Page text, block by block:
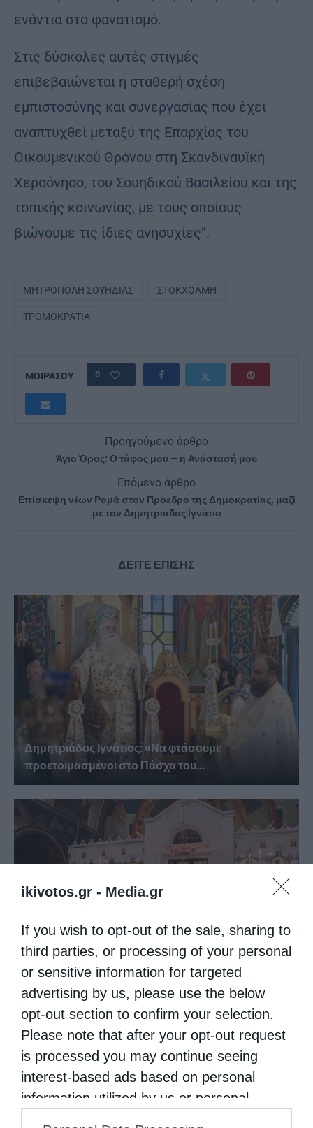
ikivotos.gr - Media.gr
If you wish to opt-out of the sale, sharing to
third parties, or processing of your personal
or sensitive information for targeted
advertising by us, please use the below
opt-out section to confirm your selection.
Please note that after your opt-out request
is processed you may continue seeing
interest-based ads based on personal
information utilized by us or personal
ενάντια στο φανατισμό.
Στις δύσκολες αυτές στιγμές
επιβεβαιώνεται η σταθερή σχέση
εμπιστοσύνης και συνεργασίας που έχει
αναπτυχθεί μεταξύ της Επαρχίας του
Οικουμενικού Θρόνου στη Σκανδιναυϊκή
Χερσόνησο, του Σουηδικού Βασιλείου και της
τοπικής κοινωνίας, με τους οποίους
βιώνουμε τις ίδιες ανησυχίες”.
ΜΗΤΡΌΠΟΛΗ ΣΟΥΗΔΊΑΣ ΣΤΟΚΧΌΛΜΗ
ΤΡΟΜΟΚΡΑΤΊΑ
ΜΟΙΡΑΣΟΥ 0
Προηγούμενο άρθρο
Άγιο Όρος: Ο τάφος μου – η Ανάστασή μου
Επόμενο άρθρο
Επίσκεψη νέων Ρομά στον Πρόεδρο της Δημοκρατίας, μαζί
με τον Δημητριάδος Ιγνάτιο
ΔΕΙΤΕ ΕΠΙΣΗΣ
Δημητριάδος Ιγνάτιος: «Να φτάσουμε
προετοιμασμένοι στο Πάσχα του...
Ετήσιο Μνημόσυνο του Αοιδίμου Μητροπολίτου
Κορίνθου κυρού Διονυσίου...